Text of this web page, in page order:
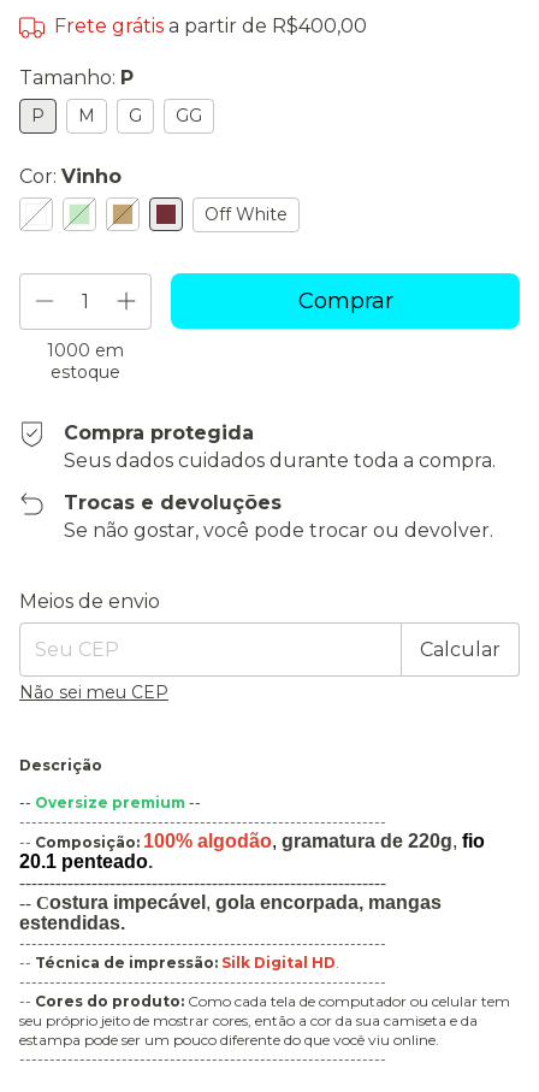
Frete grátis a partir de R$400,00
Tamanho: P
P M G GG
Cor: Vinho
Off White
1000 em
estoque
Compra protegida
Seus dados cuidados durante toda a compra.
Trocas e devoluções
Se não gostar, você pode trocar ou devolver.
Entregas para o CEP:
Meios de envio
Calcular
Não sei meu CEP
Descrição
-- Oversize premium --
-------------------------------------------------------------
-- Composição: 100% algodão, gramatura de 220g, fio
20.1 penteado.
-------------------------------------------------------------
-- Costura impecável , gola encorpada, mangas
estendidas.
-------------------------------------------------------------
-- Técnica de impressão: Silk Digital HD.
-------------------------------------------------------------
-- Cores do produto: Como cada tela de computador ou celular tem
seu próprio jeito de mostrar cores, então a cor da sua camiseta e da
estampa pode ser um pouco diferente do que você viu online.
-------------------------------------------------------------